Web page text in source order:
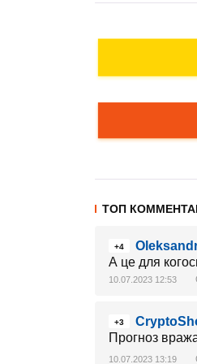
ТОП
+4
А це для
10.07.2023 12:53
+3
Прогноз
10.07.2023 13:19